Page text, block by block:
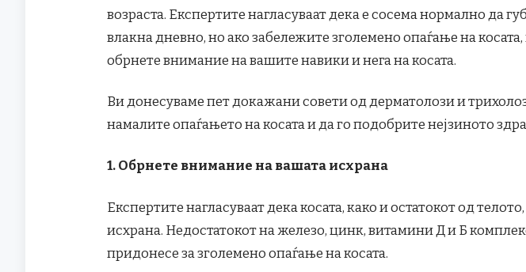
возраста. Експертите нагласуваат дека е сосема нормално да
влакна дневно, но ако забележите зголемено опаѓање на
обрнете внимание на вашите навики и нега на косата.
Ви донесуваме пет докажани совети од дерматолози и
намалите опаѓањето на косата и да го подобрите нејзиното
1. Обрнете внимание на вашата исхрана
Експертите нагласуваат дека косата, како и остатокот од
исхрана. Недостатокот на железо, цинк, витамини Д и Б
придонесе за зголемено опаѓање на косата.